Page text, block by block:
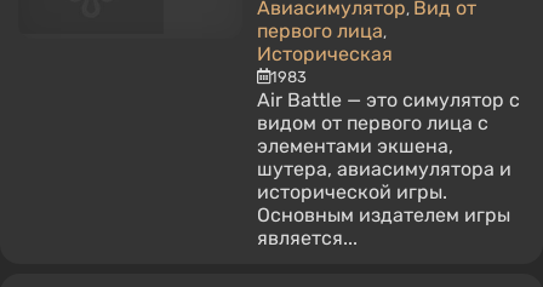
Авиасимулятор, Вид от
первого лица,
Историческая
1983
Air Battle — это симулятор с
видом от первого лица с
элементами экшена,
шутера, авиасимулятора и
исторической игры.
Основным издателем игры
является...